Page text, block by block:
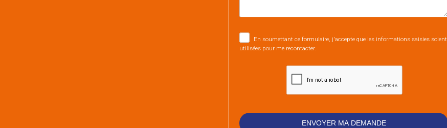
En soumettant ce formulaire, j'accepte que les informations saisies soient
utilisées pour me recontacter.